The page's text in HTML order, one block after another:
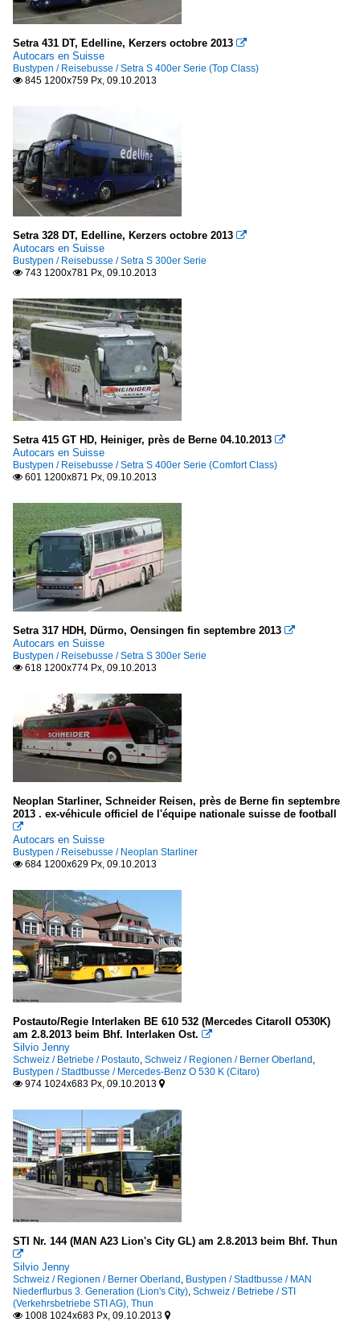
Setra 431 DT, Edelline, Kerzers octobre 2013 
Autocars en Suisse
Bustypen / Reisebusse / Setra S 400er Serie (Top Class)
 845 1200x759 Px, 09.10.2013
Setra 328 DT, Edelline, Kerzers octobre 2013 
Autocars en Suisse
Bustypen / Reisebusse / Setra S 300er Serie
 743 1200x781 Px, 09.10.2013
Setra 415 GT HD, Heiniger, près de Berne 04.10.2013 
Autocars en Suisse
Bustypen / Reisebusse / Setra S 400er Serie (Comfort Class)
 601 1200x871 Px, 09.10.2013
Setra 317 HDH, Dürmo, Oensingen fin septembre 2013 
Autocars en Suisse
Bustypen / Reisebusse / Setra S 300er Serie
 618 1200x774 Px, 09.10.2013
Neoplan Starliner, Schneider Reisen, près de Berne fin septembre
2013 . ex-véhicule officiel de l'équipe nationale suisse de football

Autocars en Suisse
Bustypen / Reisebusse / Neoplan Starliner
 684 1200x629 Px, 09.10.2013
Postauto/Regie Interlaken BE 610 532 (Mercedes CitaroII O530K)
am 2.8.2013 beim Bhf. Interlaken Ost. 
Silvio Jenny
Schweiz / Betriebe / Postauto, Schweiz / Regionen / Berner Oberland ,
Bustypen / Stadtbusse / Mercedes-Benz O 530 K (Citaro)
 974 1024x683 Px, 09.10.2013 
STI Nr. 144 (MAN A23 Lion's City GL) am 2.8.2013 beim Bhf. Thun

Silvio Jenny
Schweiz / Regionen / Berner Oberland , Bustypen / Stadtbusse / MAN
Niederflurbus 3. Generation (Lion's City), Schweiz / Betriebe / STI
(Verkehrsbetriebe STI AG), Thun
 1008 1024x683 Px, 09.10.2013 